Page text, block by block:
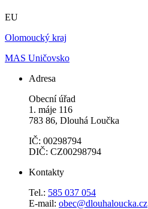
EU
Olomoucký kraj
MAS Uničovsko
Adresa
Obecní úřad
1. máje 116
783 86, Dlouhá Loučka
IČ: 00298794
DIČ: CZ00298794
Kontakty
Tel.: 585 037 054
E-mail: obec@dlouhaloucka.cz